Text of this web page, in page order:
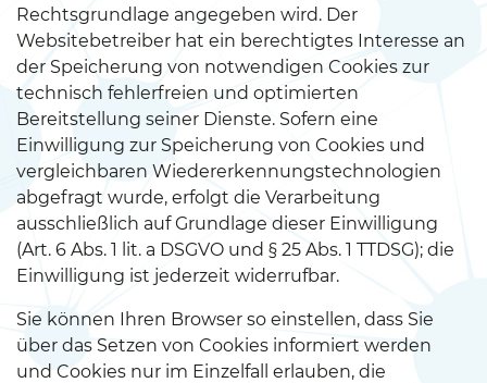
Rechtsgrundlage angegeben wird. Der
Websitebetreiber hat ein berechtigtes Interesse an
der Speicherung von notwendigen Cookies zur
technisch fehlerfreien und optimierten
Bereitstellung seiner Dienste. Sofern eine
Einwilligung zur Speicherung von Cookies und
vergleichbaren Wiedererkennungstechnologien
abgefragt wurde, erfolgt die Verarbeitung
ausschließlich auf Grundlage dieser Einwilligung
(Art. 6 Abs. 1 lit. a DSGVO und § 25 Abs. 1 TTDSG); die
Einwilligung ist jederzeit widerrufbar.
Sie können Ihren Browser so einstellen, dass Sie
über das Setzen von Cookies informiert werden
und Cookies nur im Einzelfall erlauben, die